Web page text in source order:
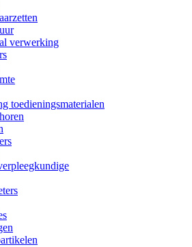
verwerking
toedieningsmaterialen